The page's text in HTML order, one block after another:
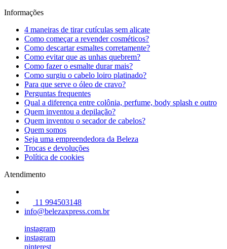
Informações
4 maneiras de tirar cutículas sem alicate
Como começar a revender cosméticos?
Como descartar esmaltes corretamente?
Como evitar que as unhas quebrem?
Como fazer o esmalte durar mais?
Como surgiu o cabelo loiro platinado?
Para que serve o óleo de cravo?
Perguntas frequentes
Qual a diferença entre colônia, perfume, body splash e outro
Quem inventou a depilação?
Quem inventou o secador de cabelos?
Quem somos
Seja uma empreendedora da Beleza
Trocas e devoluções
Política de cookies
Atendimento
11 994503148
info@belezaxpress.com.br
instagram
instagram
pinterest